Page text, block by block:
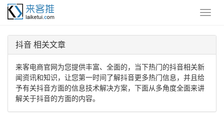
抖音 相关文章
来客电商官网为您提供丰富、全面的，当下热门的抖音相关新
闻资讯和知识，让您第一时间了解抖音更多热门信息，并且给
予有关抖音方面的信息技术解决方案，下面从多角度全面来讲
解关于抖音的方面的内容。